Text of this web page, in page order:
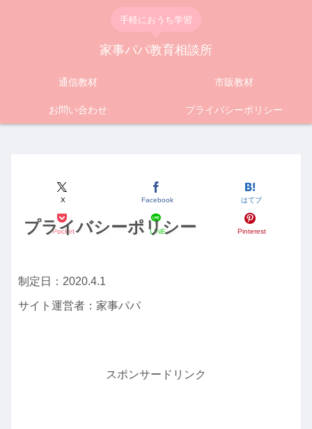
手軽におうち学習
家事パパ教育相談所
通信教材 市販教材
お問い合わせ プライバシーポリシー
プライバシーポリシー
X Facebook はてブ
Pocket LINE Pinterest
制定日：2020.4.1
サイト運営者：家事パパ
スポンサードリンク